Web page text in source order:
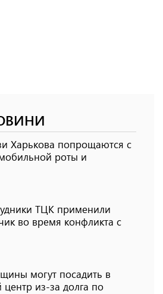
Харькова попрощаются с
роты и
ТЦК применили
во время конфликта с
могут посадить в
из-за долга по